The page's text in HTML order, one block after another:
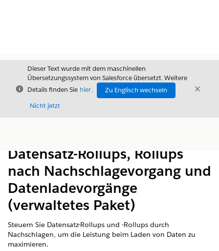
Schließen
Dieser Text wurde mit dem maschinellen
Übersetzungssystem von Salesforce übersetzt. Weitere
Details finden Sie hier.
Zu Englisch wechseln
Nicht jetzt
Datensatz-Rollups, Rollups
nach Nachschlagevorgang und
Datenladevorgänge
(verwaltetes Paket)
Steuern Sie Datensatz-Rollups und -Rollups durch
Nachschlagen, um die Leistung beim Laden von Daten zu
maximieren.